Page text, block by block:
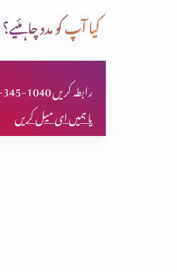
قوت کا درست استمال (حصہ 3)
فلپیوں کا خط (حصہ 2)
کیا آپ کو مدد چاہئیے؟
+27-73-345-1040 رابطہ کریں
یا ہمیں ای میل کریں